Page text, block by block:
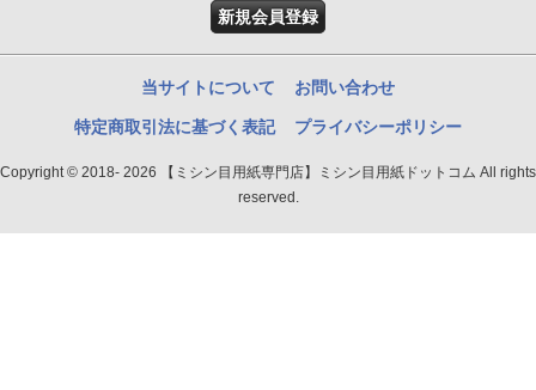
新規会員登録
当サイトについて お問い合わせ
特定商取引法に基づく表記 プライバシーポリシー
Copyright © 2018- 2026 【ミシン目用紙専門店】ミシン目用紙ドットコム All rights
reserved.